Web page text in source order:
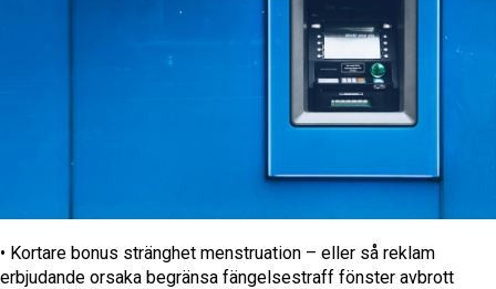
• Kortare bonus stränghet menstruation – eller så reklam
erbjudande orsaka begränsa fängelsestraff fönster avbrott